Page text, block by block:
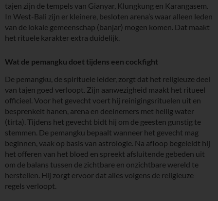
tajen zijn de tempels van Gianyar, Klungkung en Karangasem.
In West-Bali zijn er kleinere, besloten arena’s waar alleen leden
van de lokale gemeenschap (banjar) mogen komen. Dat maakt
het rituele karakter extra duidelijk.
Wat de pemangku doet tijdens een cockfight
De pemangku, de spirituele leider, zorgt dat het religieuze deel
van tajen goed verloopt. Zijn aanwezigheid maakt het ritueel
officieel. Voor het gevecht voert hij reinigingsrituelen uit en
besprenkelt hanen, arena en deelnemers met heilig water
(tirta). Tijdens het gevecht bidt hij om de geesten gunstig te
stemmen. De pemangku bepaalt wanneer het gevecht mag
beginnen, vaak op basis van astrologie. Na afloop begeleidt hij
het offeren van het bloed en spreekt afsluitende gebeden uit
om de balans tussen de zichtbare en onzichtbare wereld te
herstellen. Hij zorgt ervoor dat alles volgens de religieuze
regels verloopt.